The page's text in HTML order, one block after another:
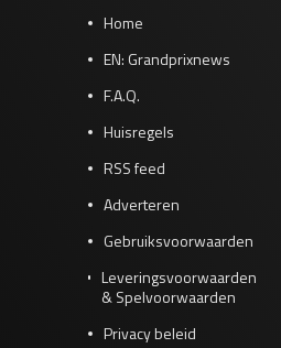
Home
EN: Grandprixnews
F.A.Q.
Huisregels
RSS feed
Adverteren
Gebruiksvoorwaarden
Leveringsvoorwaarden
& Spelvoorwaarden
Privacy beleid